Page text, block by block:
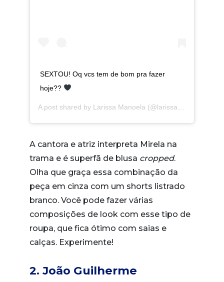
SEXTOU! Oq vcs tem de bom pra fazer
hoje??
A post shared by Larissa Manoela (@larissamanoela) on
A cantora e atriz interpreta Mirela na
trama e é superfã de blusa cropped.
Olha que graça essa combinação da
peça em cinza com um shorts listrado
branco. Você pode fazer várias
composições de look com esse tipo de
roupa, que fica ótimo com saias e
calças. Experimente!
2. João Guilherme